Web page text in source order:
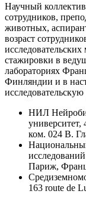
Научный
сотрудников,
животных,
возраст
стажировки в
лабораториях
Финляндии и в
НИЛ
университет,
ком. 024 В.
Париж,
163 route de